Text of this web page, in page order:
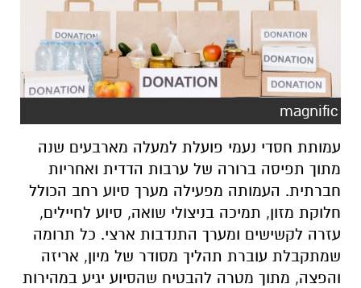
magnific
עמותת חסדי נעמי פועלת למעלה מארבעים שנה
מתוך תפיסה ברורה של ערבות הדדית ואחריות
חברתית. העמותה מפעילה מערך סיוע רחב הכולל
חלוקת מזון, תמיכה בניצולי שואה, סיוע לחיילים,
עזרה לקשישים ומערך התנדבות ארצי. כל תרומה
שמתקבלת עוברת תהליך מסודר של מיון, אריזה
והפצה, מתוך מטרה להבטיח שהסיוע יגיע במהירות